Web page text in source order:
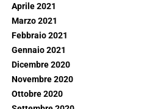
Aprile 2021
Marzo 2021
Febbraio 2021
Gennaio 2021
Dicembre 2020
Novembre 2020
Ottobre 2020